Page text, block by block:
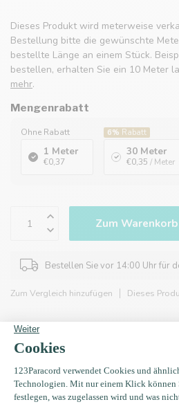
Dieses Produkt wird meterweise
Bestellung bitte die gewünschte
bestellte Länge an einem Stück.
bestellen, erhalten Sie ein 10 Meter
mehr.
Mengenrabatt
Ohne Rabatt
1 Meter
€0,37
6% Rabatt
30 Meter
€0,35 / Meter
Zum
Bestellen Sie vor 14:00 Uhr für
Zum Vergleich hinzufügen Dieses
Über 1.000 Farben und Varianten
98 % unserer Kunden empfehlen
Sparen Sie mit Ihrem Konto und
Kostenlose Lieferung nach